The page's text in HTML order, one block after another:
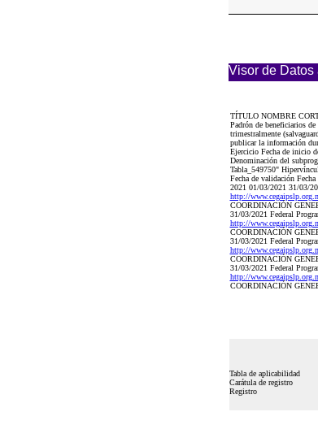
Visor de Datos
TÍTULO NOMBRE
Padrón de beneficiarios
trimestralmente
publicar la información
Ejercicio Fecha de inicio
Denominación del
Tabla_549750"
Fecha de validación
2021 01/03/2021 31/03/
http://
COORDINACIÓN
31/03/2021 Federal
http://
COORDINACIÓN
31/03/2021 Federal
http://
COORDINACIÓN
31/03/2021 Federal
http://
COORDINACIÓN
Tabla de aplicabilidad
Carátula de registro
Registro